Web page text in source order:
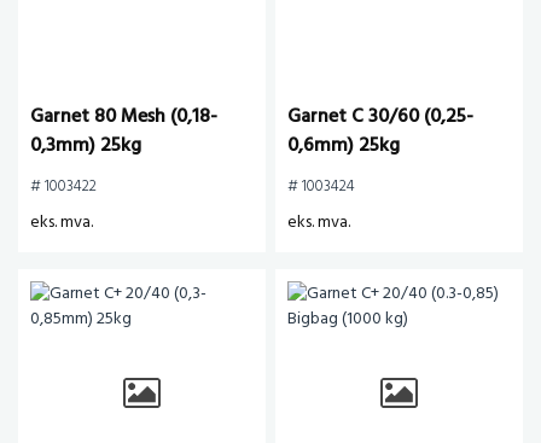
Garnet 80 Mesh (0,18-
0,3mm) 25kg
# 1003422
eks. mva.
Garnet C 30/60 (0,25-
0,6mm) 25kg
# 1003424
eks. mva.